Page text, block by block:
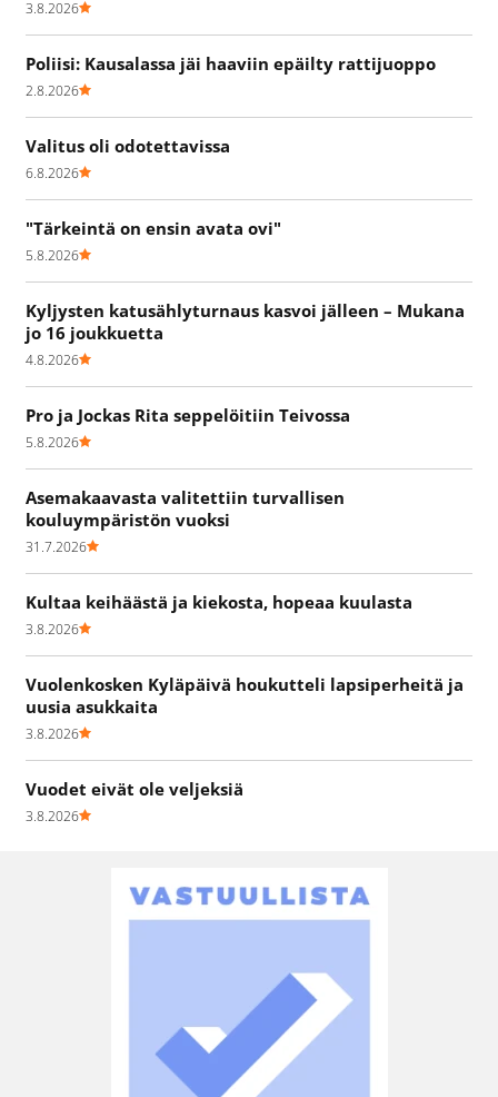
3.8.2026
Poliisi: Kausalassa jäi haaviin epäilty rattijuoppo
2.8.2026
Valitus oli odotettavissa
6.8.2026
"Tärkeintä on ensin avata ovi"
5.8.2026
Kyljysten katusählyturnaus kasvoi jälleen – Mukana
jo 16 joukkuetta
4.8.2026
Pro ja Jockas Rita seppelöitiin Teivossa
5.8.2026
Asemakaavasta valitettiin turvallisen
kouluympäristön vuoksi
31.7.2026
Kultaa keihäästä ja kiekosta, hopeaa kuulasta
3.8.2026
Vuolenkosken Kyläpäivä houkutteli lapsiperheitä ja
uusia asukkaita
3.8.2026
Vuodet eivät ole veljeksiä
3.8.2026